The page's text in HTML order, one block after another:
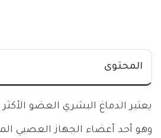
المحتوى
يعتبر الدماغ البشري العضو
وهو أحد أعضاء الجهاز العصبي